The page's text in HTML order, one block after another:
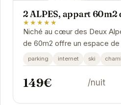
2 ALPES, appart 60m2
★★★★★
Niché au cœur des Deux
de 60m2 offre un espace
confortable, idéal pour des
montagne. Sa...
parking internet ski
149€ /nuit